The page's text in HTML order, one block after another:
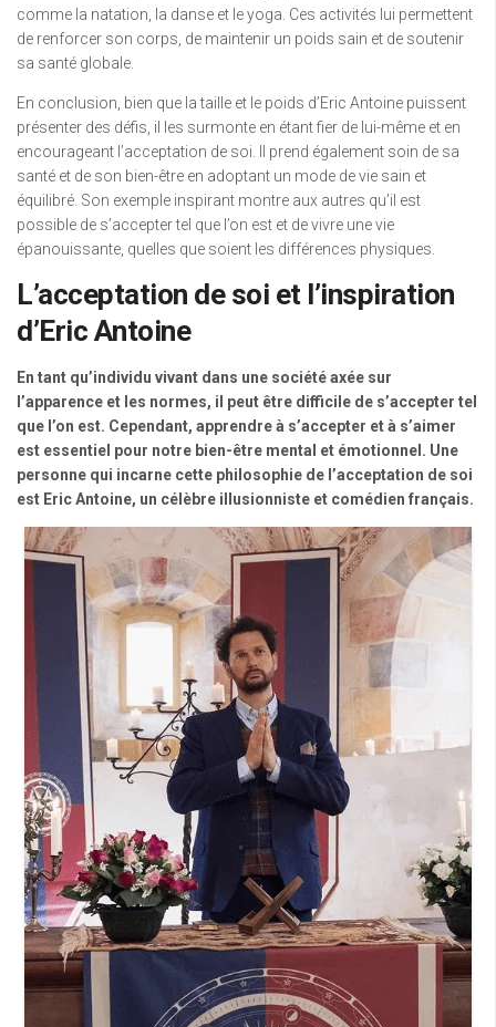
comme la natation, la danse et le yoga. Ces activités lui permettent
de renforcer son corps, de maintenir un poids sain et de soutenir
sa santé globale.
En conclusion, bien que la taille et le poids d’Eric Antoine puissent
présenter des défis, il les surmonte en étant fier de lui-même et en
encourageant l’acceptation de soi. Il prend également soin de sa
santé et de son bien-être en adoptant un mode de vie sain et
équilibré. Son exemple inspirant montre aux autres qu’il est
possible de s’accepter tel que l’on est et de vivre une vie
épanouissante, quelles que soient les différences physiques.
L’acceptation de soi et l’inspiration
d’Eric Antoine
En tant qu’individu vivant dans une société axée sur
l’apparence et les normes, il peut être difficile de s’accepter tel
que l’on est. Cependant, apprendre à s’accepter et à s’aimer
est essentiel pour notre bien-être mental et émotionnel. Une
personne qui incarne cette philosophie de l’acceptation de soi
est Eric Antoine, un célèbre illusionniste et comédien français.